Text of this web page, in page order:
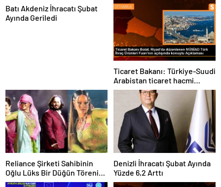
Batı Akdeniz İhracatı Şubat
Ayında Geriledi
Ticaret Bakanı: Türkiye-Suudi
Arabistan ticaret hacmi
artacak
Reliance Şirketi Sahibinin
Oğlu Lüks Bir Düğün Töreni
Düzenledi
Denizli İhracatı Şubat Ayında
Yüzde 6,2 Arttı